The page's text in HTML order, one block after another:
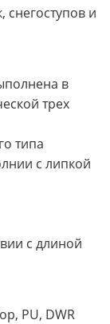
снегоступов и
в
трех
типа
с липкой
с длиной
PU, DWR